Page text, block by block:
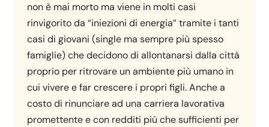
non è mai morto ma viene in molti casi
rinvigorito da “iniezioni di energia” tramite i tanti
casi di giovani (single ma sempre più spesso
famiglie) che decidono di allontanarsi dalla città
proprio per ritrovare un ambiente più umano in
cui vivere e far crescere i propri figli. Anche a
costo di rinunciare ad una carriera lavorativa
promettente e con redditi più che sufficienti per